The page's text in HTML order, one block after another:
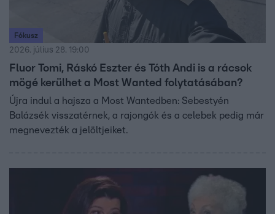
Fókusz
2026. július 28. 19:00
Fluor Tomi, Ráskó Eszter és Tóth Andi is a rácsok
mögé kerülhet a Most Wanted folytatásában?
Újra indul a hajsza a Most Wantedben: Sebestyén
Balázsék visszatérnek, a rajongók és a celebek pedig már
megnevezték a jelöltjeiket.